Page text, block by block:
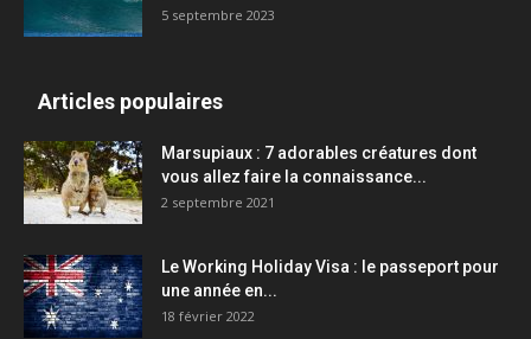
5 septembre 2023
Articles populaires
Marsupiaux : 7 adorables créatures dont
vous allez faire la connaissance...
2 septembre 2021
Le Working Holiday Visa : le passeport pour
une année en...
18 février 2022